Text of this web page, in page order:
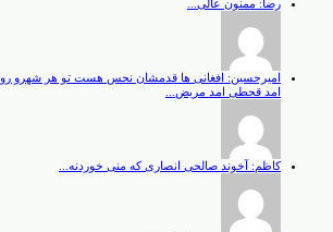
رضا: ممنون عالی...
امیرحسین: افغانی ها قدمشان نحس هست تو هر شهرو
امد قحطی امد مریض...
کاظم: آخوند صالحی انصاری که منی خوردنه...